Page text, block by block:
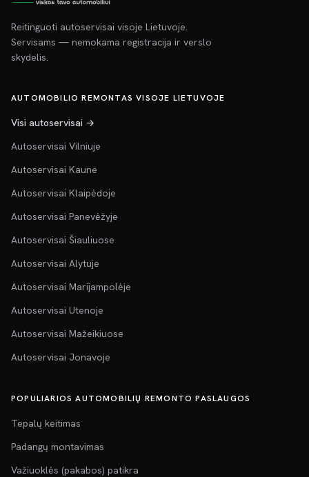
Reitinguoti autoservisai visoje Lietuvoje.
Servisams — nemokama registracija ir verslo
skydelis.
AUTOMOBILIO REMONTAS VISOJE LIETUVOJE
Visi autoservisai →
Autoservisai Vilniuje
Autoservisai Kaune
Autoservisai Klaipėdoje
Autoservisai Panevėžyje
Autoservisai Šiauliuose
Autoservisai Alytuje
Autoservisai Marijampolėje
Autoservisai Utenoje
Autoservisai Mažeikiuose
Autoservisai Jonavoje
POPULIARIOS AUTOMOBILIŲ REMONTO PASLAUGOS
Tepalų keitimas
Padangų montavimas
Važiuoklės (pakabos) patikra